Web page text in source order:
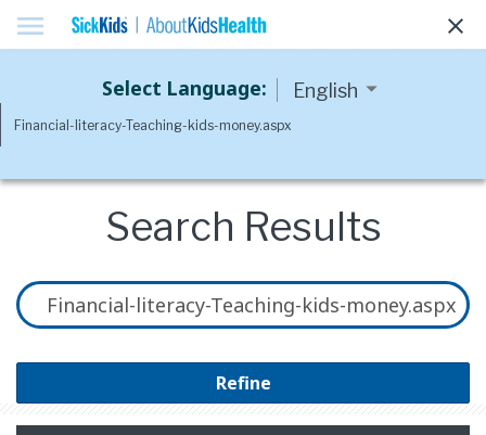
menu clear
Select Language:
Search Results
Refine